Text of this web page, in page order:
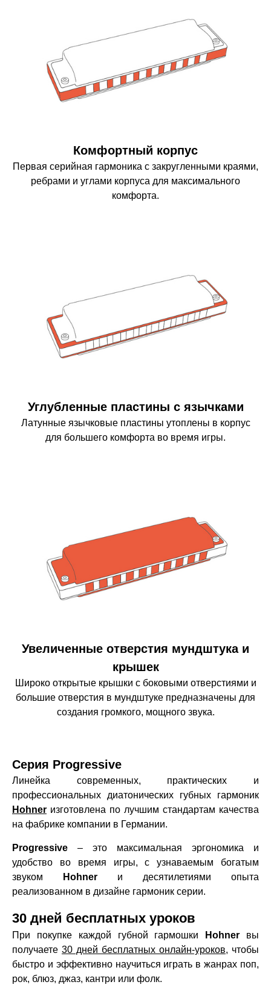
Комфортный корпус
Первая серийная гармоника с закругленными краями,
ребрами и углами корпуса для максимального
комфорта.
Углубленные пластины с язычками
Латунные язычковые пластины утоплены в корпус
для большего комфорта во время игры.
Увеличенные отверстия мундштука и
крышек
Широко открытые крышки с боковыми отверстиями и
большие отверстия в мундштуке предназначены для
создания громкого, мощного звука.
Серия Progressive
Линейка современных, практических и
профессиональных диатонических губных гармоник
Hohner изготовлена ​​по лучшим стандартам качества
на фабрике компании в Германии.
Progressive – это максимальная эргономика и
удобство во время игры, с узнаваемым богатым
звуком
Hohner и десятилетиями опыта
реализованном в дизайне гармоник серии.
30 дней бесплатных уроков
При покупке каждой губной гармошки Hohner вы
получаете 30 дней бесплатных онлайн-уроков, чтобы
быстро и эффективно научиться играть в жанрах поп,
рок, блюз, джаз, кантри или фолк.